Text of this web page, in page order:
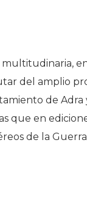
multitudinaria,
del amplio
de Adra
que en
de la